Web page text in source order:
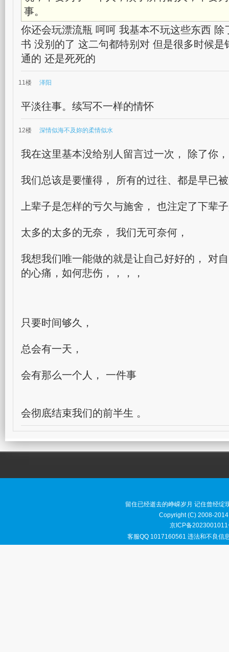
留住已经逝去的峥嵘岁月 记住曾经绽
Copyright (C) 2008-
京ICP备
客服QQ 1017160561 违法和不良信